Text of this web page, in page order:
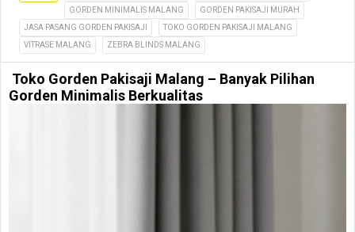
GORDEN MINIMALIS MALANG
GORDEN PAKISAJI MURAH
JASA PASANG GORDEN PAKISAJI
TOKO GORDEN PAKISAJI MALANG
VITRASE MALANG
ZEBRA BLINDS MALANG
Toko Gorden Pakisaji Malang – Banyak Pilihan
Gorden Minimalis Berkualitas